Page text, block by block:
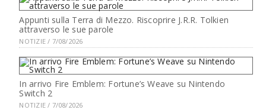
Appunti sulla Terra di Mezzo. Riscoprire J.R.R. Tolkien
attraverso le sue parole
NOTIZIE / 7/08/2026
In arrivo Fire Emblem: Fortune’s Weave su Nintendo
Switch 2
NOTIZIE / 7/08/2026